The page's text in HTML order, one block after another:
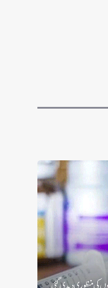
کی منظوری دیدی گئی